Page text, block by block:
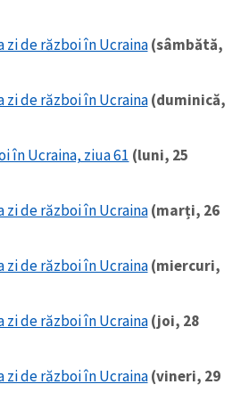
zi de război în Ucraina(sâmbătă,
zi de război în Ucraina(duminică,
în Ucraina, ziua 61 (luni, 25
zi de război în Ucraina(marți, 26
zi de război în Ucraina(miercuri,
zi de război în Ucraina(joi, 28
zi de război în Ucraina(vineri, 29